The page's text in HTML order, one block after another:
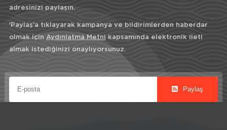
adresinizi paylaşın.
'Paylaş'a tıklayarak kampanya ve bildirimlerden haberdar
olmak için Aydınlatma Metni kapsamında elektronik ileti
almak istediğinizi onaylıyorsunuz.
Paylaş